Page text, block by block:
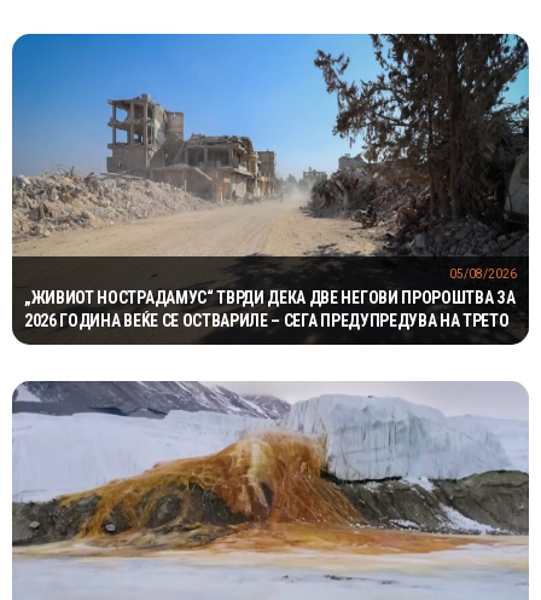
„ЖИВИОТ НОСТРАДАМУС“ ТВРДИ ДЕКА ДВЕ НЕГОВИ ПРОРОШТВА ЗА
2026 ГОДИНА ВЕЌЕ СЕ ОСТВАРИЛЕ – СЕГА ПРЕДУПРЕДУВА НА ТРЕТО
05/08/2026